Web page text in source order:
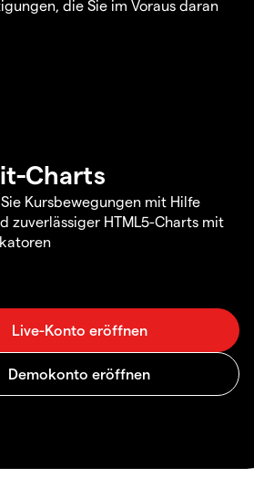
die Sie im Voraus daran
Charts
Kursbewegungen mit Hilfe
zuverlässiger HTML5-Charts mit